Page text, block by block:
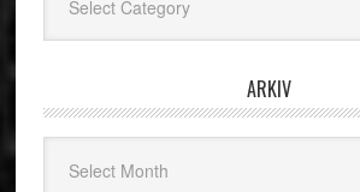
ARKIV